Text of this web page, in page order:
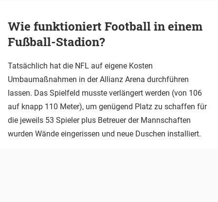
Wie funktioniert Football in einem
Fußball-Stadion?
Tatsächlich hat die NFL auf eigene Kosten
Umbaumaßnahmen in der Allianz Arena durchführen
lassen. Das Spielfeld musste verlängert werden (von 106
auf knapp 110 Meter), um genügend Platz zu schaffen für
die jeweils 53 Spieler plus Betreuer der Mannschaften
wurden Wände eingerissen und neue Duschen installiert.